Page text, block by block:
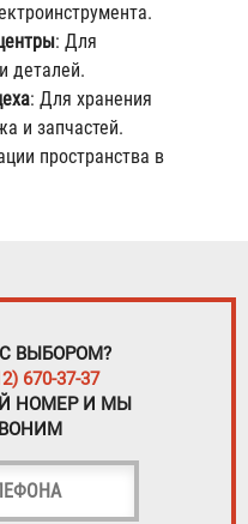
: Для
деталей.
: Для хранения
и запчастей.
пространства в
ВЫБОРОМ?
670-37-37
НОМЕР И МЫ